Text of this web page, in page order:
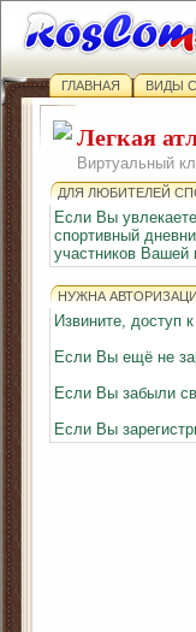
ГЛАВНАЯ ВИДЫ
Легкая
Виртуальный
ДЛЯ ЛЮБИТЕЛЕЙ
Если Вы
спортивный
участников Вашей
НУЖНА
Извините, доступ
Если Вы ещё не
Если Вы забыли
Если Вы